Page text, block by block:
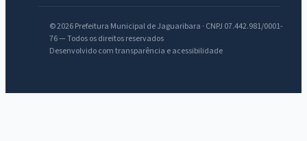
© 2026 Prefeitura Municipal de Jaguaribara · CNPJ 07.442.981/0001-
76 — Todos os direitos reservados
Desenvolvido com transparência e acessibilidade